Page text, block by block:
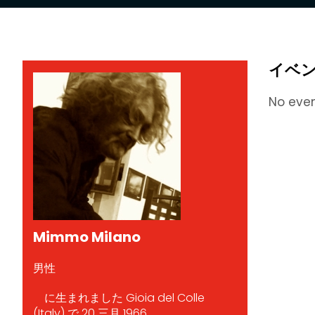
Mimmo Milano
男性
に生まれました Gioia del Colle
イベ
No